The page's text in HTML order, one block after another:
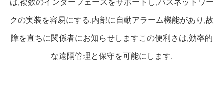
は,複数のインターフェースをサポートし,バスネットワー
クの実装を容易にする.内部に自動アラーム機能があり,故
障を直ちに関係者にお知らせしますこの便利さは,効率的
な遠隔管理と保守を可能にします.